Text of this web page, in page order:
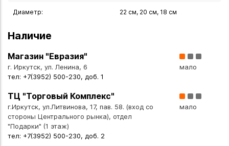
Диаметр: 22 см, 20 см, 18 см
Наличие
Магазин "Евразия"
г. Иркутск, ул. Ленина, 6
тел: +7(3952) 500-230, доб. 1
мало
ТЦ "Торговый Комплекс"
г.Иркутск, ул.Литвинова, 17, пав. 58. (вход со
стороны Центрального рынка), отдел
"Подарки" (1 этаж)
тел: +7(3952) 500-230, доб. 2
мало